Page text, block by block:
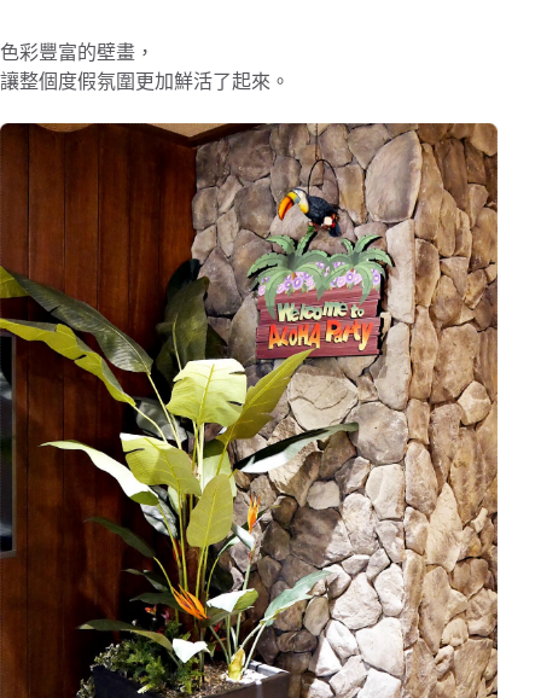
色彩豐富的壁畫，
讓整個度假氛圍更加鮮活了起來。